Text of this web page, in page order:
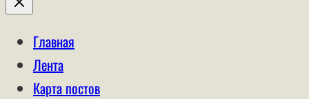
Главная
Лента
Карта постов